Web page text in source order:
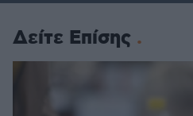
Δείτε Επίσης